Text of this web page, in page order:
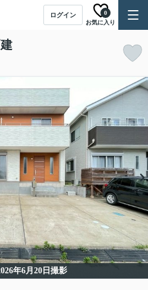
ログイン
お気に入り
0
年6月20日撮影